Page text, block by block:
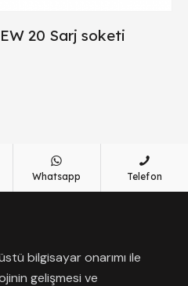
20 Sarj soketi
Whatsapp Telefon
bilgisayar onarımı ile
gelişmesi ve